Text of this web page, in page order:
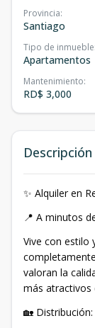
Provincia:
Santiago
Tipo de inmueble
Apartamentos
Mantenimiento:
RD$ 3,000
Descripción
✨ Alquiler en
📍 A minutos
Vive con estilo
valoran la
más atractivos
🏡 Distribución: